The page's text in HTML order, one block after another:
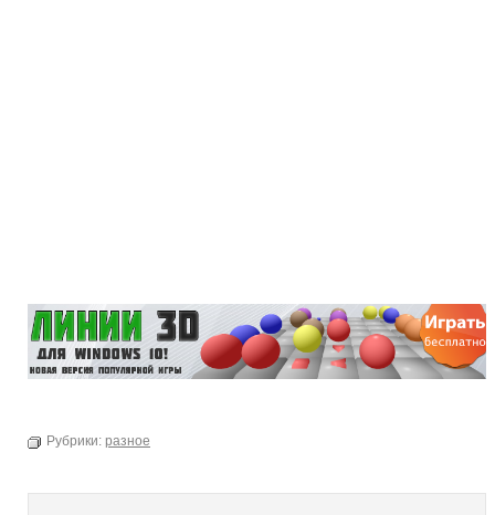
Рубрики: разное